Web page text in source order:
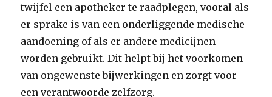
twijfel een apotheker te raadplegen, vooral als
er sprake is van een onderliggende medische
aandoening of als er andere medicijnen
worden gebruikt. Dit helpt bij het voorkomen
van ongewenste bijwerkingen en zorgt voor
een verantwoorde zelfzorg.